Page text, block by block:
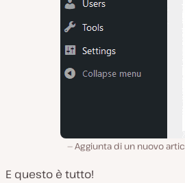
Aggiunta di un nuovo
E questo è tutto!